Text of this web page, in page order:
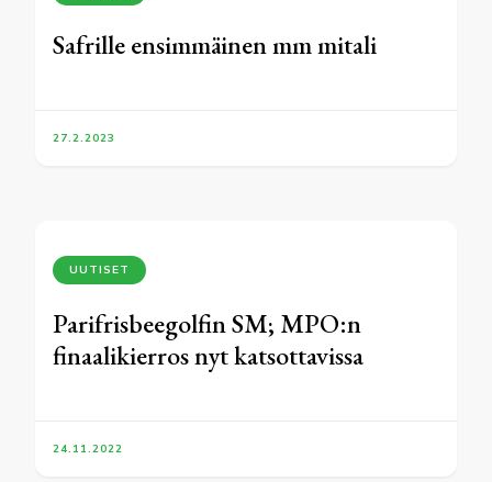
Safrille ensimmäinen mm mitali
27.2.2023
UUTISET
Parifrisbeegolfin SM; MPO:n
finaalikierros nyt katsottavissa
24.11.2022